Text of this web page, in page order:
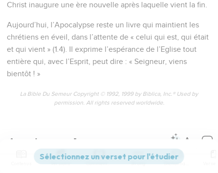
Christ inaugure une ère nouvelle après laquelle vient la fin.
Aujourd’hui, l’Apocalypse reste un livre qui maintient les
chrétiens en éveil, dans l’attente de « celui qui est, qui était
et qui vient » (1.4). Il exprime l’espérance de l’Eglise tout
entière qui, avec l’Esprit, peut dire : « Seigneur, viens
bientôt ! »
La Bible Du Semeur Copyright © 1992, 1999 by Biblica, Inc.® Used by
permission. All rights reserved worldwide.
Apocalypse 1
Versions Commentaires Strong